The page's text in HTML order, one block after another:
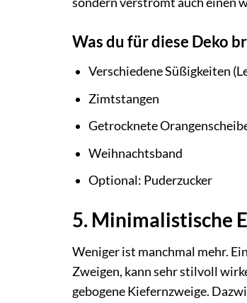
Was du für diese Deko
Verschiedene Süßigkeiten
Zimtstangen
Getrocknete
Weihnachtsband
Optional: Puderzucker
5. Minimalistische
Weniger ist manchmal mehr.
Zweigen, kann sehr stilvoll
gebogene Kiefernzweige.